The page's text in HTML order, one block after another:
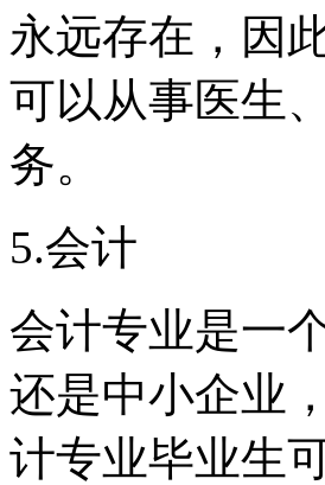
永远存在，因
可以从事医生
务。
5.会计
会计专业是一
还是中小企业
计专业毕业生